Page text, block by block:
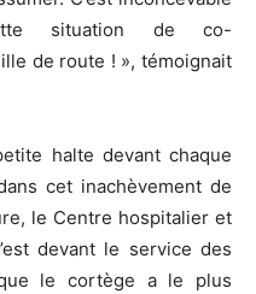
situation de co-
de route ! », témoignait
halte devant chaque
cet inachèvement de
le Centre hospitalier et
devant le service des
le cortège a le plus